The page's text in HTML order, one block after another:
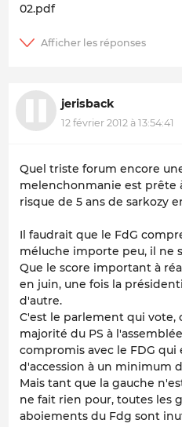
02.pdf
jerisback
12 février 2012 à 13:54:41
Quel triste forum encore
melenchonmanie est prête
risque de 5 ans de sarkozy
Il faudrait que le FdG
méluche importe peu, il ne
Que le score important à
en juin, une fois la
d'autre.
C'est le parlement qui vote,
majorité du PS à
compromis avec le FDG qui
d'accession à un minimum
Mais tant que la gauche
ne fait rien pour, toutes les
aboiements du Fdg sont